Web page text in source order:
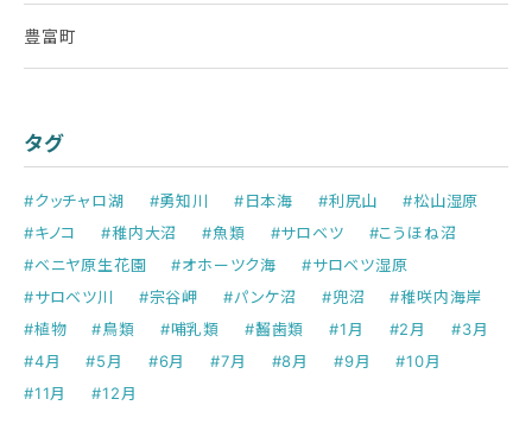
豊富町
タグ
#クッチャロ湖 #勇知川 #日本海 #利尻山
#松山湿原
#キノコ
#稚内大沼 #魚類 #サロベツ
#こうほね沼
#ベニヤ原生花園
#オホーツク海
#サロベツ湿原
#サロベツ川
#宗谷岬 #パンケ沼 #兜沼
#稚咲内海岸
#植物
#鳥類 #哺乳類 #齧歯類 #1月 #2月
#3月
#4月
#5月 #6月 #7月 #8月 #9月
#10月
#11月
#12月